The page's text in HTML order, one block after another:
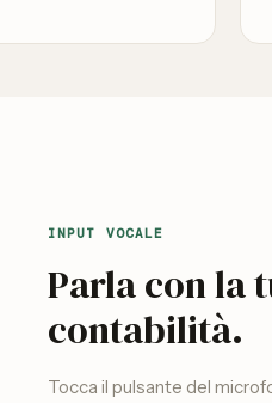
INPUT VOCALE
Parla con la
contabilità.
Tocca il pulsante del